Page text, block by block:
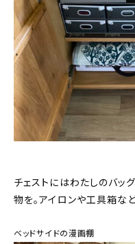
チェストにはわたしのバッ
物を。アイロンや工具箱な
ベッドサイドの漫画棚